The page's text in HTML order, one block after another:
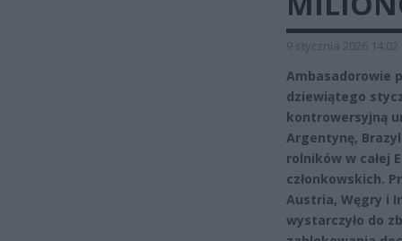
9 stycznia 2026 14:02
Ambasadorowie
dziewiątego
kontrowersyjną
Argentynę,
rolników w całej
członkowskich.
Austria, Węgry i
wystarczyło do